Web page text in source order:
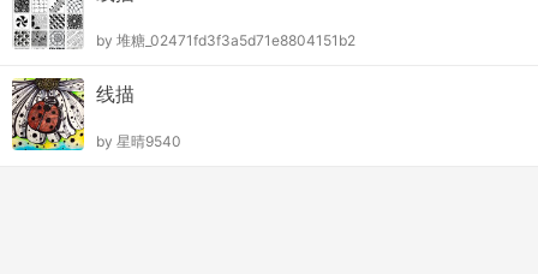
by 堆糖_02471fd3f3a5d71e8804151b2
线描
by 星晴9540